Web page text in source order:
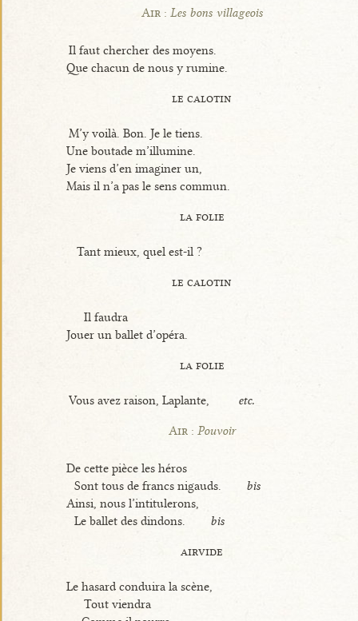
Air : Les bons villageois
Il faut chercher des moyens.
Que chacun de nous y rumine.
le calotin
M’y voilà. Bon. Je le tiens.
Une boutade m’illumine.
Je viens d’en imaginer un,
Mais il n’a pas le sens commun.
la folie
Tant mieux, quel est-il ?
le calotin
Il faudra
Jouer un ballet d’opéra.
la folie
Vous avez raison, Laplante, etc.
Air : Pouvoir
De cette pièce les héros
Sont tous de francs nigauds.
bis
Ainsi, nous l’intitulerons,
Le ballet des dindons.
bis
airvide
Le hasard conduira la scène,
Tout viendra